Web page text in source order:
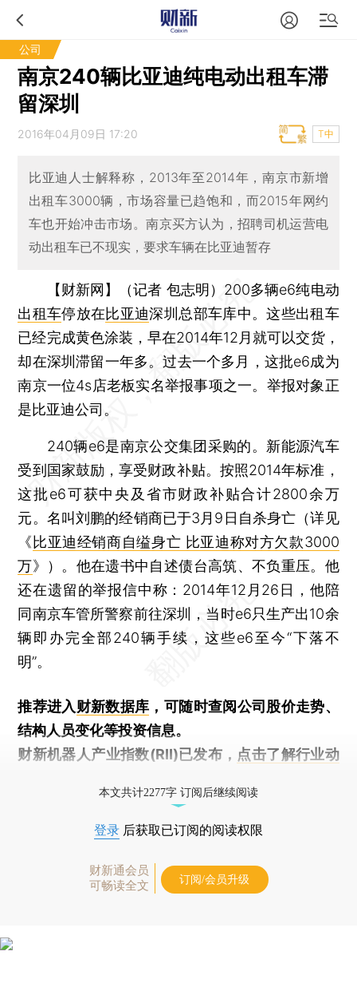
公司
南京240辆比亚迪纯电动出租车滞
留深圳
2016年04月09日 17:20 T中
比亚迪人士解释称，2013年至2014年，南京市新增
出租车3000辆，市场容量已趋饱和，而2015年网约
车也开始冲击市场。南京买方认为，招聘司机运营电
动出租车已不现实，要求车辆在比亚迪暂存
【财新网】（记者 包志明） 200多辆e6纯电动
出租车停放在比亚迪深圳总部车库中。这些出租车
已经完成黄色涂装，早在2014年12月就可以交货，
却在深圳滞留一年多。过去一个多月，这批e6成为
南京一位4s店老板实名举报事项之一。举报对象正
是比亚迪公司。
240辆e6是南京公交集团采购的。新能源汽车
受到国家鼓励，享受财政补贴。按照2014年标准，
这批e6可获中央及省市财政补贴合计2800余万
元。名叫刘鹏的经销商已于3月9日自杀身亡（详见
《 比亚迪经销商自缢身亡 比亚迪称对方欠款3000
万》）。他在遗书中自述债台高筑、不负重压。他
还在遗留的举报信中称：2014年12月26日，他陪
同南京车管所警察前往深圳，当时e6只生产出10余
辆即办完全部240辆手续，这些e6至今“下落不
明”。
推荐进入财新数据库 ，可随时查阅公司股价走势、
结构人员变化等投资信息。
财新机器人产业指数(RII)已发布， 点击了解行业动
本文共计2277字 订阅后继续阅读
登录 后获取已订阅的阅读权限
财新通会员
可畅读全文
订阅/会员升级